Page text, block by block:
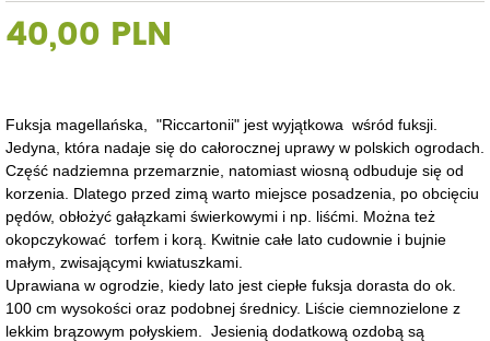
40,00 PLN
Fuksja magellańska, "Riccartonii" jest wyjątkowa wśród fuksji.
Jedyna, która nadaje się do całorocznej uprawy w polskich ogrodach.
Część nadziemna przemarznie, natomiast wiosną odbuduje się od
korzenia. Dlatego przed zimą warto miejsce posadzenia, po obcięciu
pędów, obłożyć gałązkami świerkowymi i np. liśćmi. Można też
okopczykować torfem i korą. Kwitnie całe lato cudownie i bujnie
małym, zwisającymi kwiatuszkami.
Uprawiana w ogrodzie, kiedy lato jest ciepłe fuksja dorasta do ok.
100 cm wysokości oraz podobnej średnicy. Liście ciemnozielone z
lekkim brązowym połyskiem. Jesienią dodatkową ozdobą są